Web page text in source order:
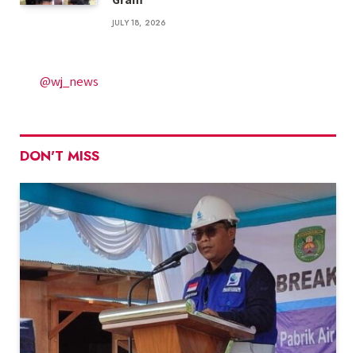
JULY 18, 2026
@wj_news
DON'T MISS